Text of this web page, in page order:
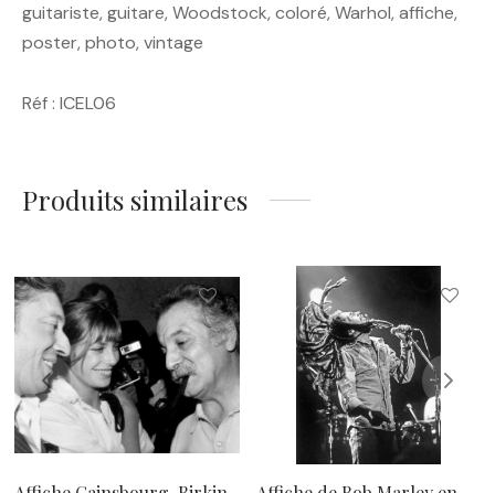
guitariste, guitare, Woodstock, coloré, Warhol, affiche,
poster, photo, vintage
Réf : ICEL06
Produits similaires